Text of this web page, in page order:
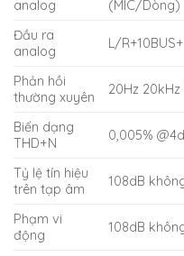
analog (MIC/Dòng)
Đầu ra
analog
L/
Phản hồi
thường xuyên
20Hz 20kHz
Biến dạng
THD+N
0,005%
Tỷ lệ tín hiệu
trên tạp âm
108dB
Phạm vi
động
108dB